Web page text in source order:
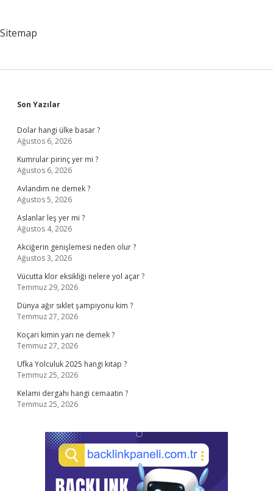
Sitemap
Sidebar
Son Yazılar
Dolar hangi ülke basar ?
Ağustos 6, 2026
Kumrular pirinç yer mi ?
Ağustos 6, 2026
Avlandım ne demek ?
Ağustos 5, 2026
Aslanlar leş yer mi ?
Ağustos 4, 2026
Akciğerin genişlemesi neden olur ?
Ağustos 3, 2026
Vücutta klor eksikliği nelere yol açar ?
Temmuz 29, 2026
Dünya ağır sıklet şampiyonu kim ?
Temmuz 27, 2026
Koçari kimin yarı ne demek ?
Temmuz 27, 2026
Ufka Yolculuk 2025 hangi kitap ?
Temmuz 25, 2026
Kelami dergahı hangi cemaatin ?
Temmuz 25, 2026